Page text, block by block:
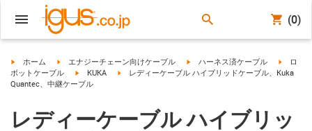
(0)
igus-icon-arrow-right
ホーム igus-icon-arrow-right
エナジーチェーン向けケーブル igus-icon-arrow-right
ハーネス済ケーブル igus-
ロ
ボットケーブル
igus-icon-arrow-right
KUKA igus-icon-arrow-right
レディーケーブル ハイブリッドケーブル、Kuka
Quantec、中継ケーブル
レディーケーブル ハイブリッ